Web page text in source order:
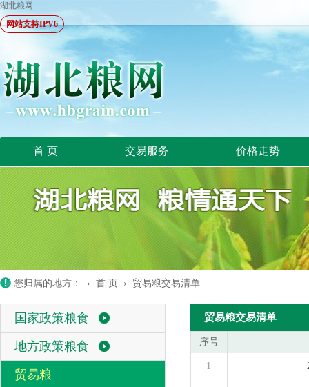
湖北粮网
网站支持IPV6
首 页 交易服务 价格走势
您归属的地方： › 首 页 › 贸易粮交易清单
国家政策粮食
地方政策粮食
贸易粮
贸易粮交易清单
序号
1